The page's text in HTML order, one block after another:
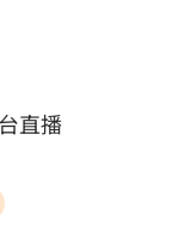
直播